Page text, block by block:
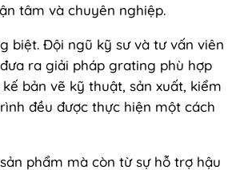
tâm và chuyên nghiệp.
biệt. Đội ngũ kỹ sư và tư vấn viên
ra giải pháp grating phù hợp
bản vẽ kỹ thuật, sản xuất, kiểm
đều được thực hiện một cách
phẩm mà còn từ sự hỗ trợ hậu